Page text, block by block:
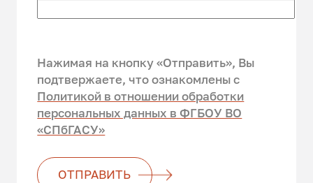
ОТПРАВИТЬ
Нажимая на кнопку «Отправить», Вы
подтвержаете, что ознакомлены c
Политикой в отношении обработки
персональных данных в ФГБОУ ВО
«СПбГАСУ»